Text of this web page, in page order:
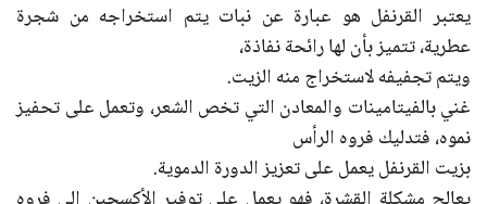
يعتبر القرنفل هو عبارة عن نبات يتم استخراجه من شجرة
عطرية، تتميز بأن لها رائحة نفاذة،
ويتم تجفيفه لاستخراج منه الزيت.
غني بالفيتامينات والمعادن التي تخص الشعر، وتعمل على تحفيز
نموه، فتدليك فروه الرأس
بزيت القرنفل يعمل على تعزيز الدورة الدموية.